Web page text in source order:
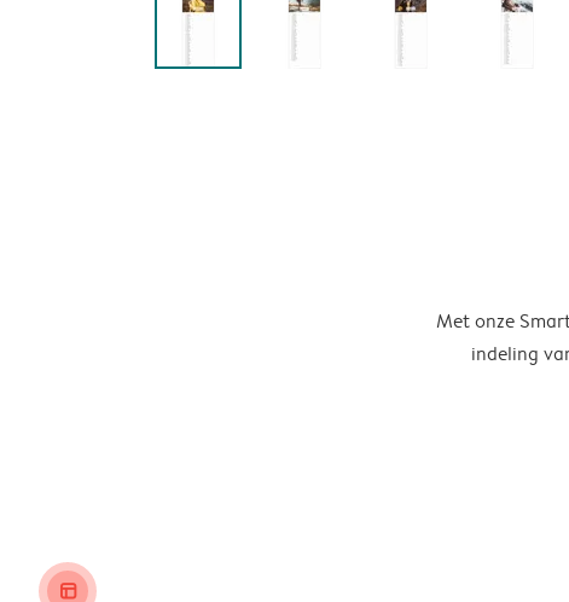
Met onze
indeling
layout_alt